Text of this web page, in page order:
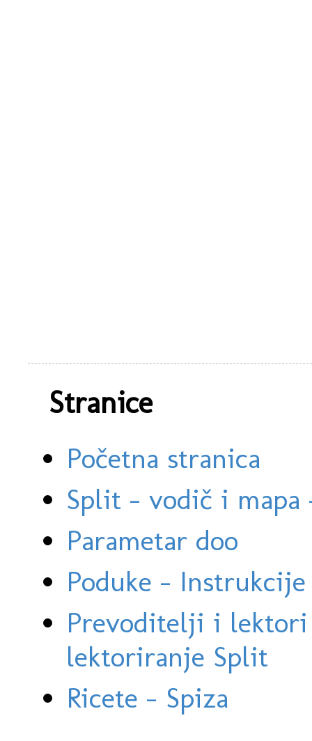
Stranice
Početna stranica
Split - vodič i
Parametar doo
Poduke -
Prevoditelji i
lektoriranje Split
Ricete - Spiza